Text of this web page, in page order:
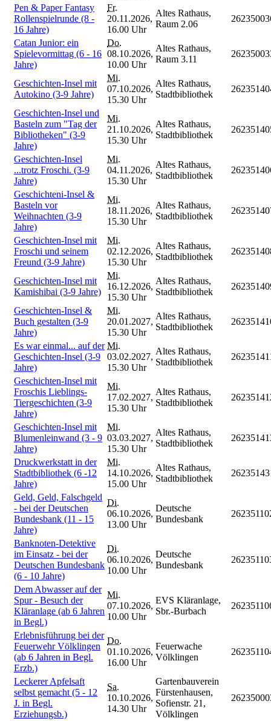
Pen & Paper Fantasy
Rollenspielrunde (8 -
16 Jahre)
Fr.
20.11.2026,
16.00 Uhr
Altes Rathaus,
Raum 2.06
Catan Junior: ein
Spielevormittag (6 - 16
Jahre)
Do.
08.10.2026,
10.00 Uhr
Altes Rathaus,
Raum 3.11
Geschichten-Insel mit
Autokino (3-9 Jahre)
Mi.
07.10.2026,
15.30 Uhr
Altes Rathaus,
Stadtbibliothek
Geschichten-Insel und
Basteln zum "Tag der
Bibliotheken" (3-9
Jahre)
Mi.
21.10.2026,
15.30 Uhr
Altes Rathaus,
Stadtbibliothek
Geschichten-Insel
...trotz Froschi. (3-9
Jahre)
Mi.
04.11.2026,
15.30 Uhr
Altes Rathaus,
Stadtbibliothek
Geschichteni-Insel &
Basteln vor
Weihnachten (3-9
Jahre)
Mi.
18.11.2026,
15.30 Uhr
Altes Rathaus,
Stadtbibliothek
Geschichten-Insel mit
Froschi und seinem
Freund (3-9 Jahre)
Mi.
02.12.2026,
15.30 Uhr
Altes Rathaus,
Stadtbibliothek
Geschichten-Insel mit
Kamishibai (3-9 Jahre)
Mi.
16.12.2026,
15.30 Uhr
Altes Rathaus,
Stadtbibliothek
Geschichten-Insel &
Buch gestalten (3-9
Jahre)
Mi.
20.01.2027,
15.30 Uhr
Altes Rathaus,
Stadtbibliothek
Es war einmal... auf der
Geschichten-Insel (3-9
Jahre)
Mi.
03.02.2027,
15.30 Uhr
Altes Rathaus,
Stadtbibliothek
Geschichten-Insel mit
Froschis Lieblings-
Tiergeschichten (3-9
Jahre)
Mi.
17.02.2027,
15.30 Uhr
Altes Rathaus,
Stadtbibliothek
Geschichten-Insel mit
Blumenleinwand (3 - 9
Jahre)
Mi.
03.03.2027,
15.30 Uhr
Altes Rathaus,
Stadtbibliothek
Druckwerkstatt in der
Stadtbibliothek (6 -12
Jahre)
Mi.
14.10.2026,
15.00 Uhr
Altes Rathaus,
Stadtbibliothek
Geld, Geld, Falschgeld
- bei der Deutschen
Bundesbank (11 - 15
Jahre)
Di.
06.10.2026,
13.00 Uhr
Deutsche
Bundesbank
Banknoten-Detektive
im Einsatz - bei der
Deutschen Bundesbank
(6 - 10 Jahre)
Di.
06.10.2026,
10.00 Uhr
Deutsche
Bundesbank
Dem Abwasser auf der
Spur - Besuch der
Kläranlage (ab 6 Jahren
in Begl.)
Mi.
07.10.2026,
10.00 Uhr
EVS Kläranlage,
Sbr.-Burbach
Erlebnisführung bei der
Feuerwehr Völklingen
(ab 6 Jahren in Begl.
Erzb.)
Do.
01.10.2026,
16.00 Uhr
Feuerwache
Völklingen
Leckerer Apfelsaft
selbst gemacht (5 - 12
J. in Begl.
Erziehungsb.)
Sa.
10.10.2026,
14.30 Uhr
Gartenbauverein
Fürstenhausen,
Sofienstr. 21,
Völklingen